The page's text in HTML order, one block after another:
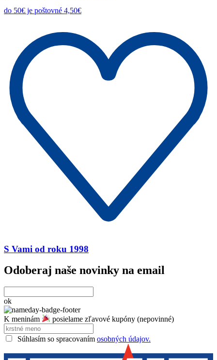
do 50€ je poštovné 4,50€
S Vami od roku 1998
Odoberaj naše novinky na email
ok
K meninám posielame zľavové kupóny (nepovinné)
Súhlasím so spracovaním osobných údajov.